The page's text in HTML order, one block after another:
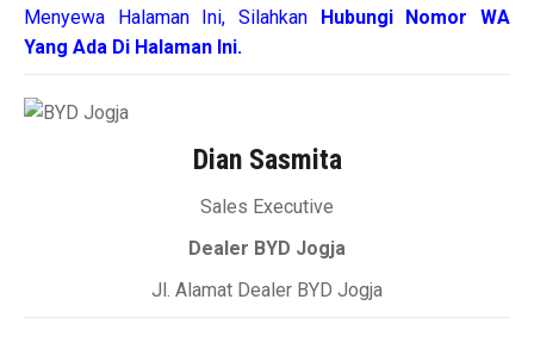
Menyewa Halaman Ini, Silahkan Hubungi Nomor WA
Yang Ada Di Halaman Ini.
Dian Sasmita
Sales Executive
Dealer BYD Jogja
Jl. Alamat Dealer BYD Jogja